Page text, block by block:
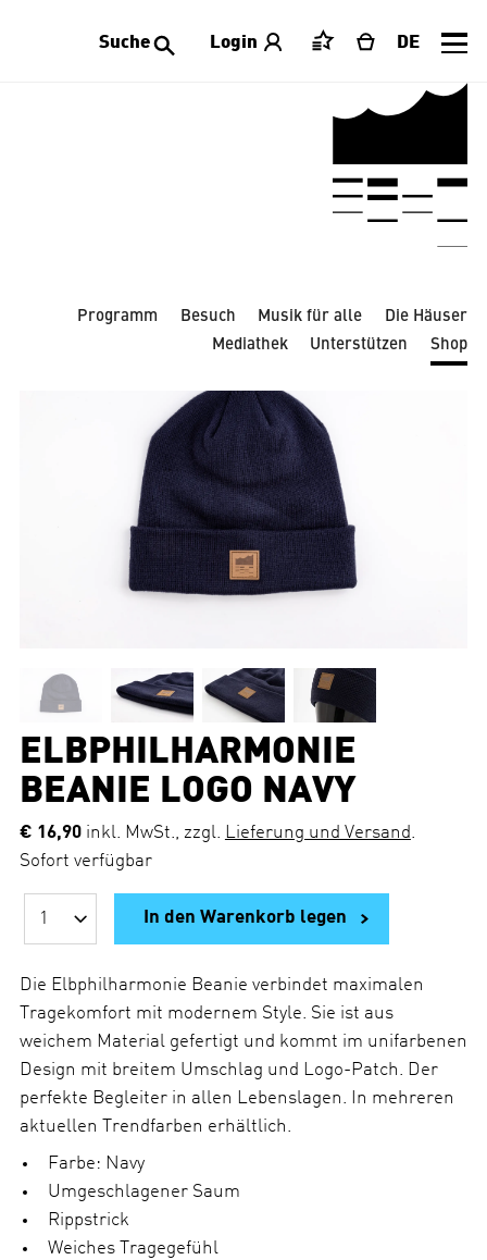
Suche
Login
DE
Programm Besuch Musik für alle
Die Häuser
Mediathek
Unterstützen Shop
Bekleidung
Spielwaren
Tischwaren
ELBPHILHARMONIE
BEANIE LOGO NAVY
€ 16,90inkl. MwSt., zzgl. Lieferung und Versand.
Sofort verfügbar
n
a
h
l
In den Warenkorb legen
Die Elbphilharmonie Beanie verbindet maximalen
Tragekomfort mit modernem Style. Sie ist aus
weichem Material gefertigt und kommt im unifarbenen
Design mit breitem Umschlag und Logo-Patch. Der
perfekte Begleiter in allen Lebenslagen. In mehreren
aktuellen Trendfarben erhältlich.
Farbe: Navy
Umgeschlagener Saum
Rippstrick
Weiches Tragegefühl